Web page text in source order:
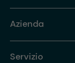
Azienda
Servizio